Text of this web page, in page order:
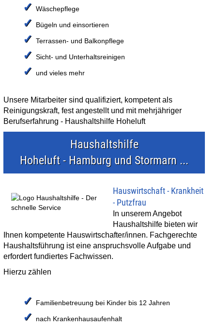
✓Wäschepflege
✓ Bügeln und einsortieren
✓Terrassen- und Balkonpflege
✓Sicht- und Unterhaltsreinigen
✓und vieles mehr
Unsere Mitarbeiter sind qualifiziert, kompetent als
Reinigungskraft, fest angestellt und mit mehrjähriger
Berufserfahrung - Haushaltshilfe Hoheluft
Haushaltshilfe
Hoheluft - Hamburg und Stormarn ...
Hauswirtschaft - Krankheit
- Putzfrau
In unserem Angebot
Haushaltshilfe bieten wir
Ihnen kompetente Hauswirtschafter/innen. Fachgerechte
Haushaltsführung ist eine anspruchsvolle Aufgabe und
erfordert fundiertes Fachwissen.
Hierzu zählen
✓ Familienbetreuung bei Kinder bis 12 Jahren
✓ nach Krankenhausaufenhalt